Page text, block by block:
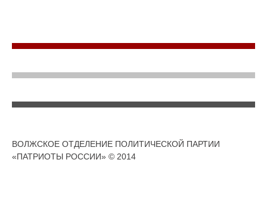
ВОЛЖСКОЕ ОТДЕЛЕНИЕ ПОЛИТИЧЕСКОЙ ПАРТИИ
«ПАТРИОТЫ РОССИИ» © 2014